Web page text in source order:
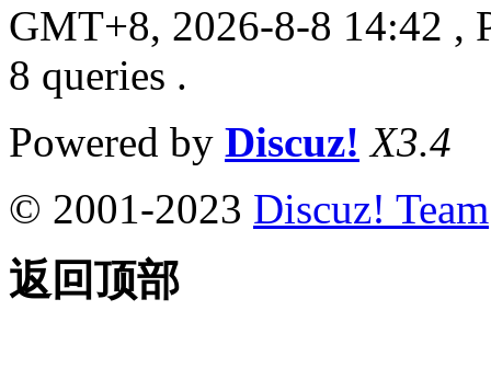
GMT+8, 2026-8-8 14:42 ,
8 queries .
Powered by Discuz! X3.4
© 2001-2023 Discuz! Team
返回顶部